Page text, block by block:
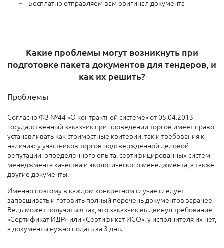
Бесплатно отправляем вам оригинал документа
Какие проблемы могут возникнуть при
подготовке пакета документов для тендеров, и
как их решить?
Проблемы
Согласно ФЗ №44 «О контрактной системе» от 05.04.2013
государственный заказчик при проведении торгов имеет право
устанавливать как стоимостные критерии, так и требования к
наличию у участников торгов подтвержденной деловой
репутации, определенного опыта, сертифицированных систем
менеджмента качества и экологического менеджмента, а также
другие документы.
Именно поэтому в каждом конкретном случае следует
запрашивать и готовить полный перечень документов заранее.
Ведь может получиться так, что заказчик выдвинул требование
«Сертификат ИДР» или «Сертификат ИСО», у исполнителя их нет,
а документы нужно подать за 3 дня.